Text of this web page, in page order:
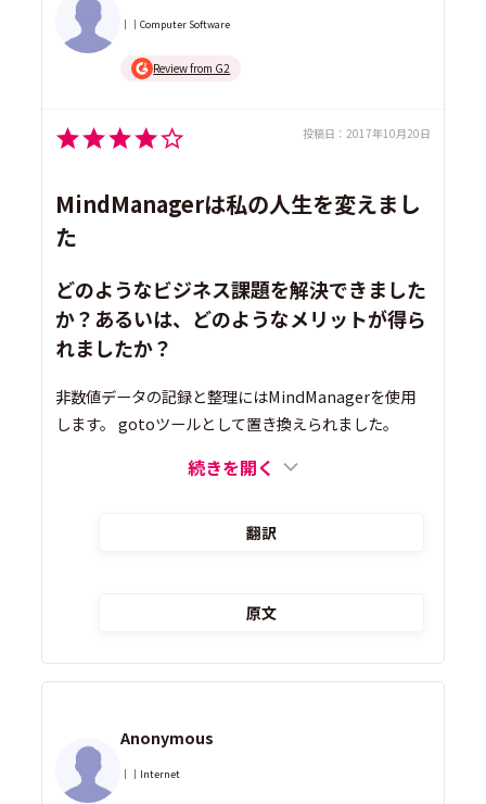
｜｜Computer Software
Review from G2
投稿日： 2017年10月20日
MindManagerは私の人生を変えまし
た
どのようなビジネス課題を解決できました
か？あるいは、どのようなメリットが得ら
れましたか？
非数値データの記録と整理にはMindManagerを使用
します。 gotoツールとして置き換えられました。
続きを開く
翻訳
原文
Anonymous
｜｜Internet